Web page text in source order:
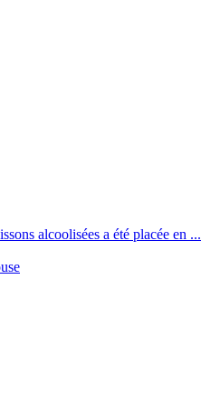
alcoolisées a été placée en ...